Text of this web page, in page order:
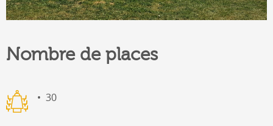
Nombre de places
30